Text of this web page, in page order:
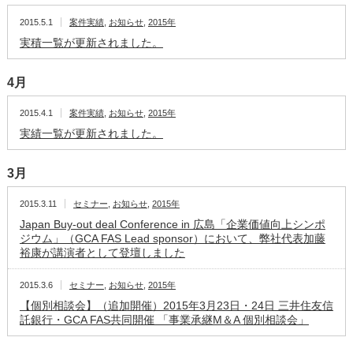
2015.5.1 案件実績, お知らせ, 2015年
実積一覧が更新されました。
4月
2015.4.1 案件実績, お知らせ, 2015年
実績一覧が更新されました。
3月
2015.3.11 セミナー お知らせ, 2015年
Japan Buy-out deal Conference in 広島「企業価値向上シンポ
ジウム」（GCA FAS Lead sponsor）において、弊社代表加藤
裕康が講演者として登壇しました
2015.3.6 セミナー お知らせ, 2015年
【個別相談会】（追加開催）2015年3月23日・24日 三井住友信
託銀行・GCA FAS共同開催 「事業承継M＆A 個別相談会」